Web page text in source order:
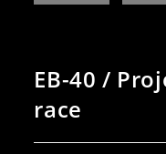
EB-40 /
race